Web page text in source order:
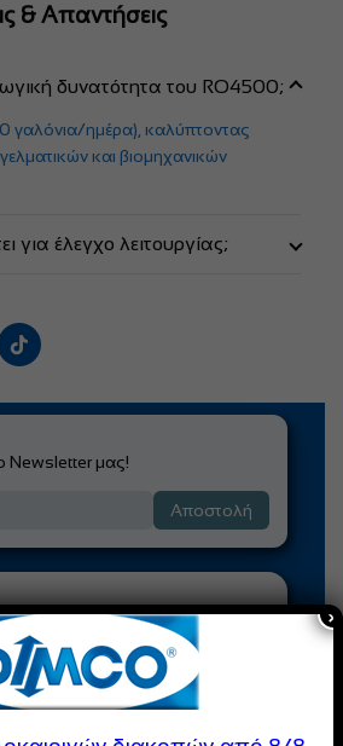
& Απαντήσεις
δυνατότητα του RO4500;
γαλόνια/ημέρα), καλύπτοντας
και βιομηχανικών
για έλεγχο λειτουργίας;
και αξιόπιστη λειτουργία.
Newsletter μας!
Αποστολή
Μέλος της
DIMCO
Κοινότητας
×